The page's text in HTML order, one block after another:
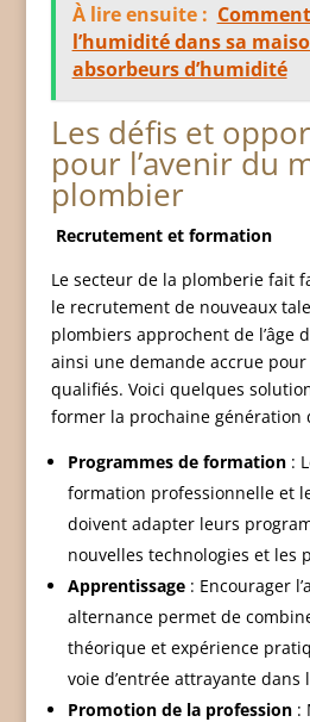
À lire ensuite :
l’humidité dans sa
absorbeurs d’humidité
Les défis et
pour l’avenir du
plombier
Recrutement et formation
Le secteur de la plomberie fait
le recrutement de nouveaux
plombiers approchent de l’âge
ainsi une demande accrue
qualifiés. Voici quelques
former la prochaine génération
Programmes de formation:
formation professionnelle et
doivent adapter leurs
nouvelles technologies et les
Apprentissage: Encourager
alternance permet de
théorique et expérience
voie d’entrée attrayante dans
Promotion de la profession: